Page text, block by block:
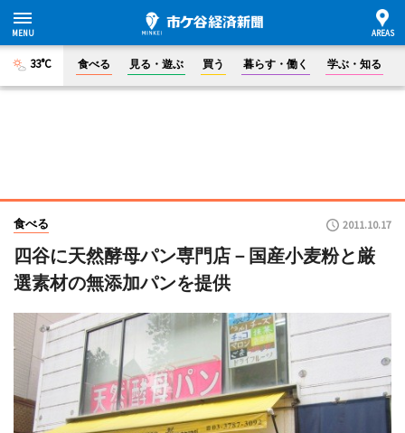
33°C 食べる 見る・遊ぶ 買う 暮らす・働く 学ぶ・知る
食べる 2011.10.17
四谷に天然酵母パン専門店－国産小麦粉と厳
選素材の無添加パンを提供